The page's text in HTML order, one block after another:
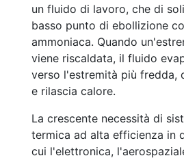
un fluido di lavoro, che di
basso punto di ebollizione
ammoniaca. Quando
viene riscaldata, il fluido
verso l'estremità più fredda,
e rilascia calore.
La crescente necessità di
termica ad alta efficienza in
cui l'elettronica,